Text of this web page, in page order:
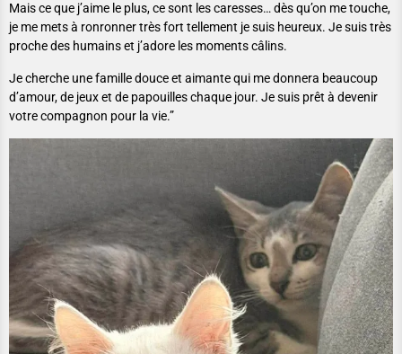
Mais ce que j’aime le plus, ce sont les caresses… dès qu’on me touche,
je me mets à ronronner très fort tellement je suis heureux. Je suis très
proche des humains et j’adore les moments câlins.
Je cherche une famille douce et aimante qui me donnera beaucoup
d’amour, de jeux et de papouilles chaque jour. Je suis prêt à devenir
votre compagnon pour la vie.”